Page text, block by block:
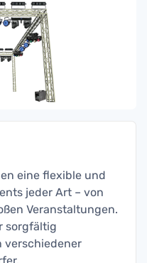
eine flexible und
jeder Art – von
Veranstaltungen.
sorgfältig
verschiedener